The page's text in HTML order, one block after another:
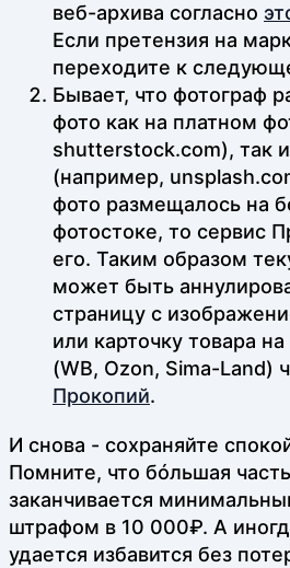
веб-архива согласно
Если претензия на
переходите к
Бывает, что фотограф
фото как на платном
shutterstock.com), так
(например,
фото размещалось на
фотостоке, то сервис
его. Таким образом
может быть
страницу с
или карточку товара
(WB, Ozon, Sima-Land)
Прокопий.
И снова - сохраняйте
Помните, что бóльшая
заканчивается
штрафом в 10 000₽. А
удается избавится без